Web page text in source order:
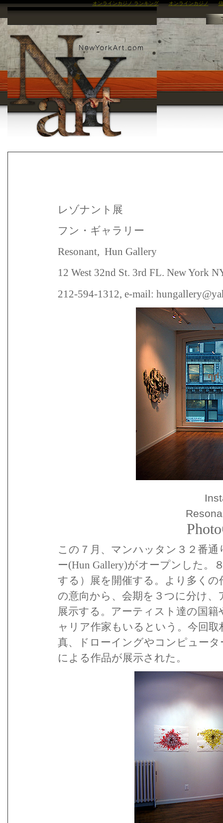
オンラインカジノ ランキング オンラインカジノ
レゾナント展
フン・ギャラリー
Resonant, Hun Gallery
12 West 32nd St. 3rd FL. New York
212-594-1312, e-mail:
この７月、マンハッタン３２番
ー(Hun Gallery)がオープンした。
する）展を開催する。より多く
の意向から、会期を３つに分け
展示する。アーティスト達の国
ャリア作家もいるという。今回
真、ドローイングやコンピュー
による作品が展示された。